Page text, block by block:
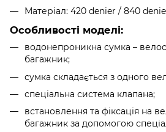
Матеріал: 420 denier / 840
Особливості моделі:
водонепроникна сумка –
багажник;
сумка складається з одного
спеціальна система клапана;
встановлення та фіксація на
багажник за допомогою